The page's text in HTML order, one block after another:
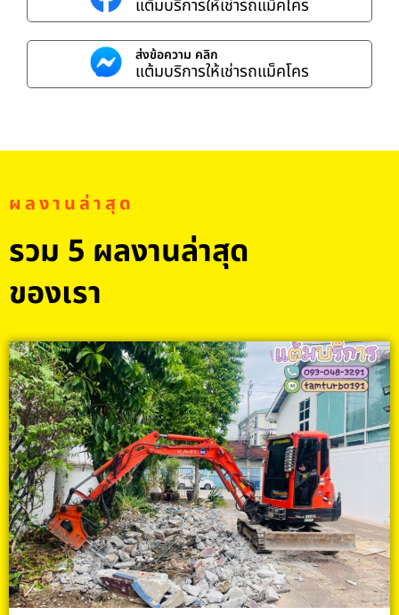
แต้มบริการให้เช่ารถแม็คโคร
ส่งข้อความ คลิก
แต้มบริการให้เช่ารถแม็คโคร
ผลงานล่าสุด
รวม 5 ผลงานล่าสุด
ของเรา